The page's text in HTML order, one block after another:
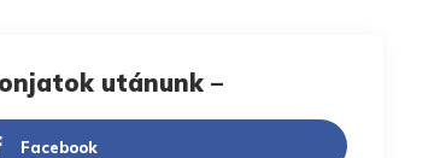
utánunk –
Facebook